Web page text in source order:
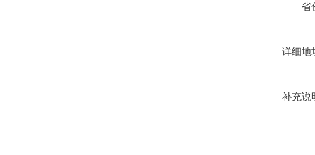
省
详细地
补充说